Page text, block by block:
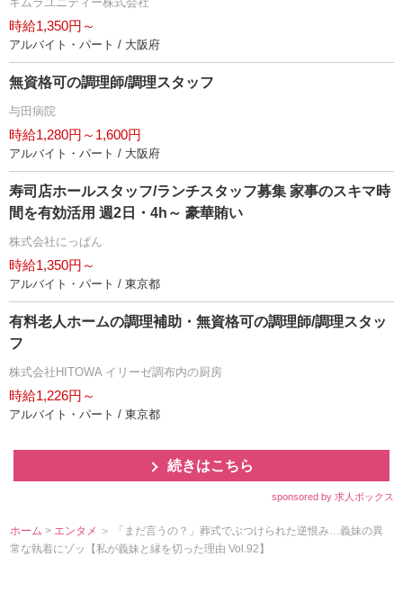
時給1,350円～
アルバイト・パート / 大阪府
無資格可の調理師/調理スタッフ
与田病院
時給1,280円～1,600円
アルバイト・パート / 大阪府
寿司店ホールスタッフ/ランチスタッフ募集 家事のスキマ時
間を有効活用 週2日・4h～ 豪華賄い
株式会社にっぱん
時給1,350円～
アルバイト・パート / 東京都
有料老人ホームの調理補助・無資格可の調理師/調理スタッ
フ
株式会社HITOWA イリーゼ調布内の厨房
時給1,226円～
アルバイト・パート / 東京都
続きはこちら
sponsored by 求人ボックス
ホーム > エンタメ ＞ 「まだ言うの？」葬式でぶつけられた逆恨み…義妹の異
常な執着にゾッ【私が義妹と縁を切った理由 Vol.92】